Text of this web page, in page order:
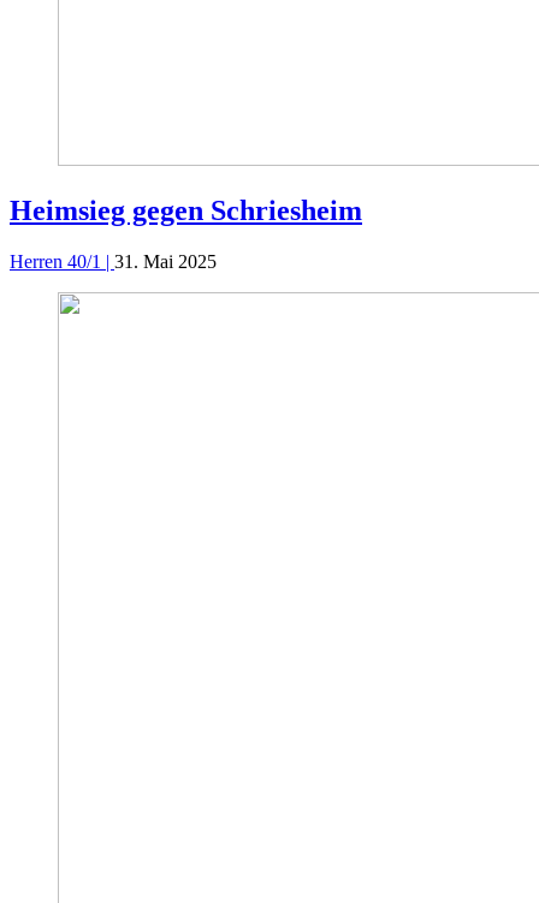
Heimsieg gegen Schriesheim
Herren 40/1 | 31. Mai 2025